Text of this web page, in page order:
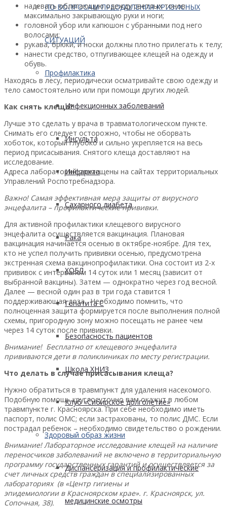
ПО ВОПРОСАМ ПРЕОДОЛЕНИЯ КРИЗИСНЫХ
СИТУАЦИЙ
Профилактика
Инфекционных заболеваний
Инсульта
Инфаркта
Сахарного диабета
Рака
ХОБЛ
Гепатита С
Безопасность пациентов
Школа ХНИЗ
Клуб «Сибирское долголетие»
Здоровый образ жизни
Диспансеризация и профилактические
медицинские осмотры
надевать облегающую одежду светлых тонов
максимально закрывающую руки и ноги;
головной убор или капюшон с убранными под него
волосами;
рукава, брюки, и носки должны плотно прилегать к телу;
нанести средство, отпугивающее клещей на одежду и
обувь.
Находясь в лесу, периодически осматривайте свою одежду и
тело самостоятельно или при помощи других людей.
Как снять клеща?
Лучше это сделать у врача в травматологическом пункте.
Снимать его следует осторожно, чтобы не оборвать
хоботок, который глубоко и сильно укрепляется на весь
период присасывания. Снятого клеща доставляют на
исследование.
Адреса лабораторий размещены на сайтах территориальных
Управлений Роспотребнадзора.
Важно! Самая эффективная мера защиты от вирусного
энцефалита – профилактические прививки.
Для активной профилактики клещевого вирусного
энцефалита осуществляется вакцинация. Плановая
вакцинация начинается осенью в октябре-ноябре. Для тех,
кто не успел получить прививки осенью, предусмотрена
экстренная схема вакцинопрофилактики. Она состоит из 2-х
прививок с интервалом 14 суток или 1 месяц (зависит от
выбранной вакцины). Затем — однократно через год весной.
Далее — весной один раз в три года ставится 1
поддерживающая доза. Необходимо помнить, что
полноценная защита формируется после выполнения полной
схемы, пригородную зону можно посещать не ранее чем
через 14 суток после прививки.
Внимание! Бесплатно от клещевого энцефалита
прививаются дети в поликлиниках по месту регистрации.
Что делать в случае присасывания клеща?
Нужно обратиться в травмпункт для удаления насекомого.
Подобную помощь круглосуточно вам окажут в любом
травмпункте г. Красноярска. При себе необходимо иметь
паспорт, полис ОМС; если застрахованы, то полис ДМС. Если
пострадал ребенок – необходимо свидетельство о рождении.
Внимание! Лабораторное исследование клещей на наличие
переносчиков заболеваний не включено в территориальную
программу государственных гарантий и осуществляется за
счет личных средств граждан в специализированных
лабораториях (в «Центр гигиены и
эпидемиологии в Красноярском крае». г. Красноярск, ул.
Сопочная, 38).